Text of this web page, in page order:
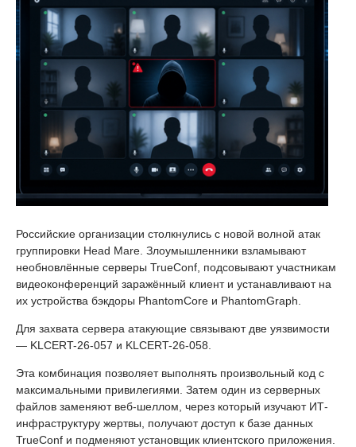
Российские организации столкнулись с новой волной атак
группировки Head Mare. Злоумышленники взламывают
необновлённые серверы TrueConf, подсовывают участникам
видеоконференций заражённый клиент и устанавливают на
их устройства бэкдоры PhantomCore и PhantomGraph.
Для захвата сервера атакующие связывают две уязвимости
— KLCERT-26-057 и KLCERT-26-058.
Эта комбинация позволяет выполнять произвольный код с
максимальными привилегиями. Затем один из серверных
файлов заменяют веб-шеллом, через который изучают ИТ-
инфраструктуру жертвы, получают доступ к базе данных
TrueConf и подменяют установщик клиентского приложения.